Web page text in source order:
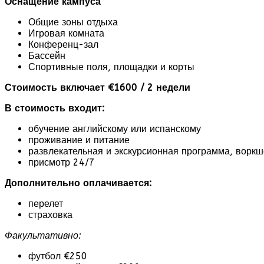
Общие зоны отдыха
Игровая комната
Конференц-зал
Бассейн
Спортивные поля, площадки и корты
Стоимость включает €1600 / 2 недели
В стоимость входит:
обучение английскому или испанскому
проживание и питание
развлекательная и экскурсионная программа,
присмотр 24/7
Дополнительно оплачивается:
перелет
страховка
Факультативно:
футбол €250